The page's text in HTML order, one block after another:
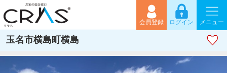
会員登録 ログイン メニュー
玉名市横島町横島